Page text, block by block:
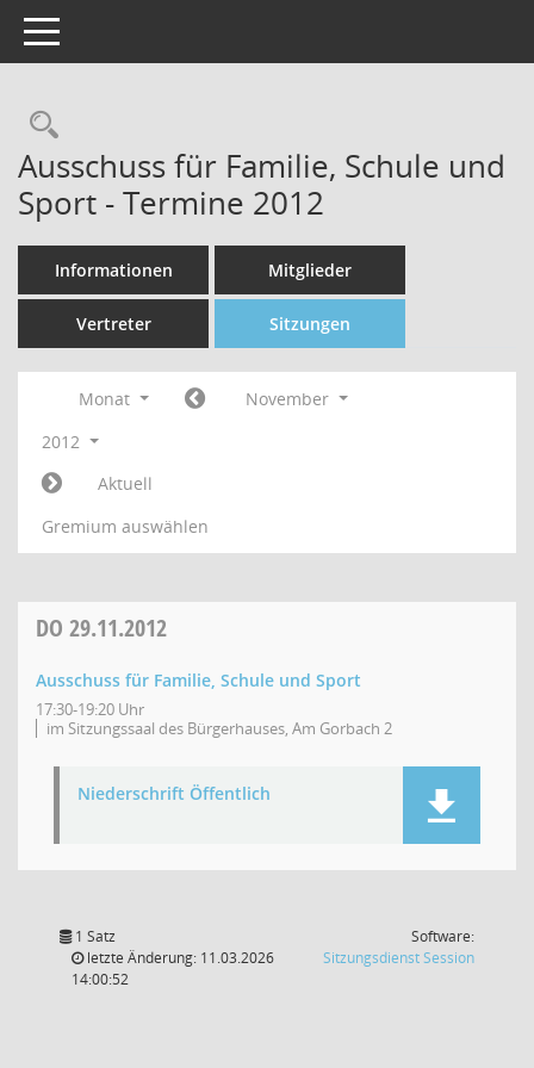
Toggle navigation
Rechercheauswahl
Ausschuss für Familie, Schule und
Sport - Termine 2012
Informationen Mitglieder
Vertreter Sitzungen
Monat
November
2012
Aktuell
Gremium auswählen
DO 29.11.2012
Ausschuss für Familie, Schule und Sport
17:30-19:20 Uhr
im Sitzungssaal des Bürgerhauses, Am Gorbach 2
Niederschrift Öffentlich
1 Satz
letzte Änderung: 11.03.2026
14:00:52
Software:
SitzungsdienstSession(Wird in